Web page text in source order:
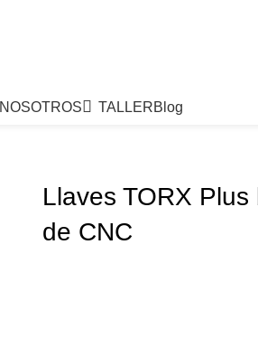
NOSOTROS TALLERBlog
Llaves TORX
de CNC